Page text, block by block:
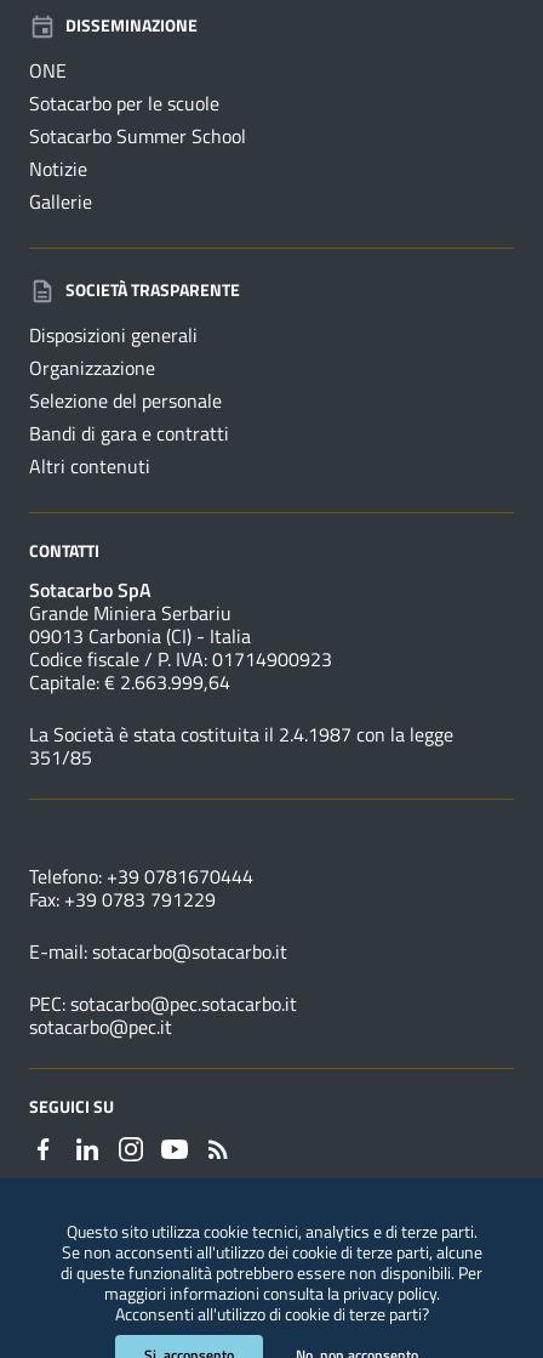
DISSEMINAZIONE
ONE
Sotacarbo per le scuole
Sotacarbo Summer School
Notizie
Gallerie
SOCIETÀ TRASPARENTE
Disposizioni generali
Organizzazione
Selezione del personale
Bandi di gara e contratti
Altri contenuti
CONTATTI
Sotacarbo SpA
Grande Miniera Serbariu
09013 Carbonia (CI) - Italia
Codice fiscale / P. IVA: 01714900923
Capitale: € 2.663.999,64
La Società è stata costituita il 2.4.1987 con la legge
351/85
Telefono: +39 0781670444
Fax: +39 0783 791229
E-mail:sotacarbo@sotacarbo.it
PEC:sotacarbo@pec.sotacarbo.it
sotacarbo@pec.it
SEGUICI SU
Segnalazioni di illeciti
Sezione Link Utili
Note legali | Accessibilità
Questo sito utilizza cookie tecnici, analytics e di terze parti.
Se non acconsenti all'utilizzo dei cookie di terze parti, alcune
di queste funzionalità potrebbero essere non disponibili. Per
maggiori informazioni consulta laprivacy policy.
Acconsenti all'utilizzo di cookie di terze parti?